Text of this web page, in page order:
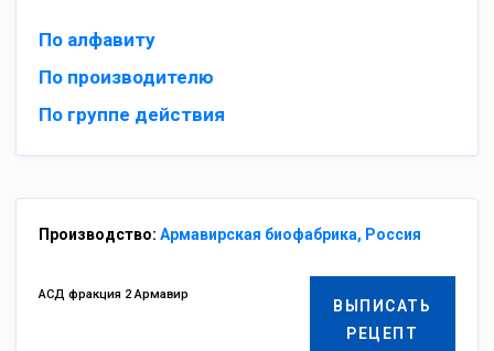
По алфавиту
По производителю
По группе действия
Производство: Армавирская биофабрика, Россия
ВЫПИСАТЬ
РЕЦЕПТ
АСД фракция 2 Армавир